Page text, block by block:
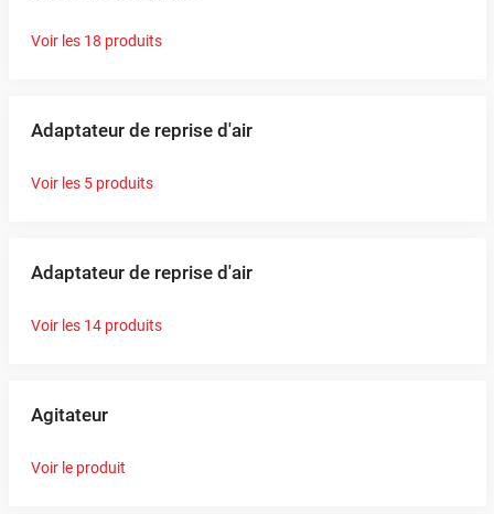
Voir les 18 produits
Adaptateur de reprise d'air
Voir les 5 produits
Adaptateur de reprise d'air
Voir les 14 produits
Agitateur
Voir le produit